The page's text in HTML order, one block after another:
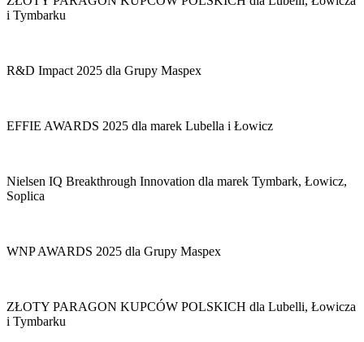
i Tymbarku
R&D Impact 2025 dla Grupy Maspex
EFFIE AWARDS 2025 dla marek Lubella i Łowicz
Nielsen IQ Breakthrough Innovation dla marek Tymbark, Łowicz,
Soplica
WNP AWARDS 2025 dla Grupy Maspex
ZŁOTY PARAGON KUPCÓW POLSKICH dla Lubelli, Łowicza
i Tymbarku